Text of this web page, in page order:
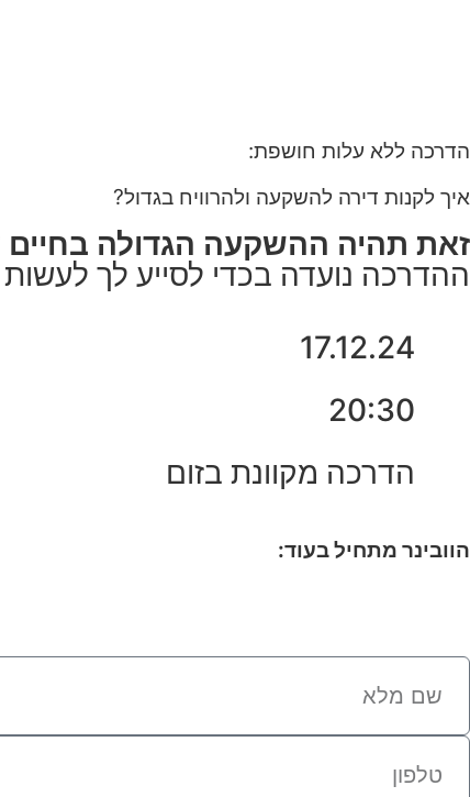
הדרכה ללא עלות חושפת:
איך לקנות דירה להשקעה ולהרוויח בגדול?
זאת תהיה ההשקעה הגדולה בחיים
ההדרכה נועדה בכדי לסייע לך
17.12.24
20:30
הדרכה מקוונת בזום
הוובינר מתחיל בעוד: